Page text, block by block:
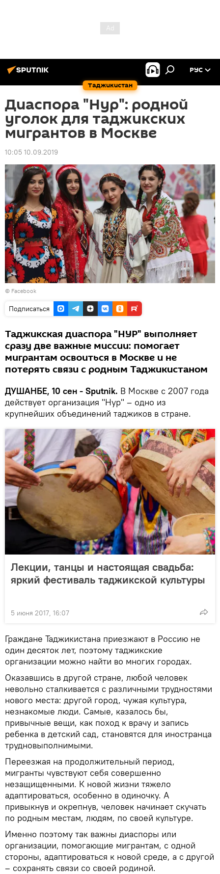
Таджикистан
РУС
Диаспора "Нур": родной
уголок для таджикских
мигрантов в Москве
10:05 10.09.2019
© Facebook
Подписаться
Таджикская диаспора "НУР" выполняет
сразу две важные миссии: помогает
мигрантам освоиться в Москве и не
потерять связи с родным Таджикистаном
ДУШАНБЕ, 10 сен - Sputnik. В Москве с 2007 года
действует организация "Нур" – одно из
крупнейших объединений таджиков в стране.
Лекции, танцы и настоящая свадьба:
яркий фестиваль таджикской культуры
5 июня 2017, 16:07
Граждане Таджикистана приезжают в Россию не
один десяток лет, поэтому таджикские
организации можно найти во многих городах.
Оказавшись в другой стране, любой человек
невольно сталкивается с различными трудностями
нового места: другой город, чужая культура,
незнакомые люди. Самые, казалось бы,
привычные вещи, как поход к врачу и запись
ребенка в детский сад, становятся для иностранца
трудновыполнимыми.
Переезжая на продолжительный период,
мигранты чувствуют себя совершенно
незащищенными. К новой жизни тяжело
адаптироваться, особенно в одиночку. А
привыкнув и окрепнув, человек начинает скучать
по родным местам, людям, по своей культуре.
Именно поэтому так важны диаспоры или
организации, помогающие мигрантам, с одной
стороны, адаптироваться к новой среде, а с другой
– сохранять связи со своей родиной.